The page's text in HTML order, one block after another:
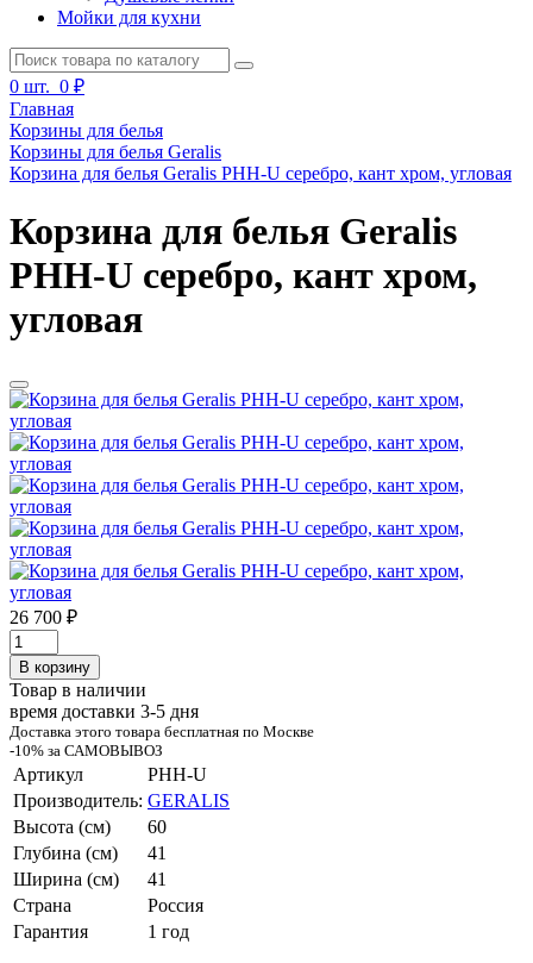
Мойки для кухни
0 шт. 0 ₽
Главная
Корзины для белья
Корзины для белья Geralis
Корзина для белья Geralis PHH-U серебро, кант хром, угловая
Корзина для белья Geralis
PHH-U серебро, кант хром,
угловая
26 700 ₽
В корзину
Товар в наличии
время доставки 3-5 дня
Доставка этого товара бесплатная по Москве
-10% за САМОВЫВОЗ
Артикул
PHH-U
Производитель: GERALIS
Высота (см)
60
Глубина (см)
41
Ширина (см)
41
Страна
Россия
Гарантия
1 год